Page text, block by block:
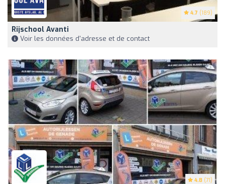
4.7 (189)
Rijschool Avanti
Voir les données d'adresse et de contact
4.8 (71)